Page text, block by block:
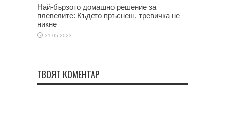
Най-бързото домашно решение за
плевелите: Където пръснеш, тревичка не
никне
31.05.2023
ТВОЯТ КОМЕНТАР